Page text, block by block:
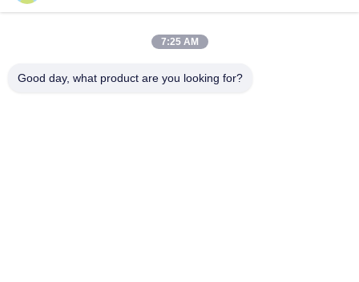
001-512-7443871
7:25 AM
Good day, what product are you looking for?